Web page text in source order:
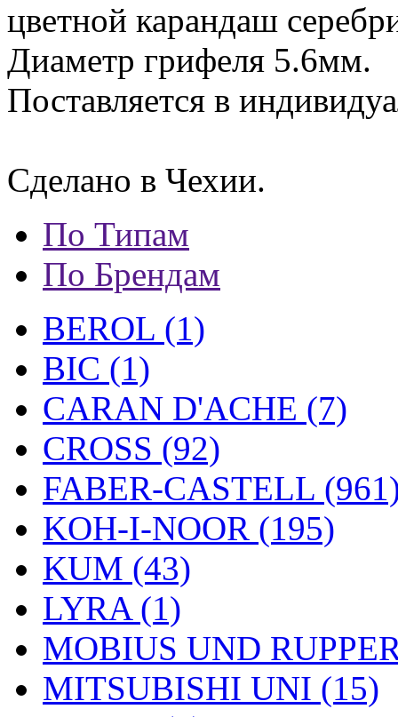
цветной карандаш
Диаметр грифеля 5.6мм.
Поставляется в
Сделано в Чехии.
По Типам
По Брендам
BEROL (1)
BIC (1)
CARAN D'ACHE (7)
CROSS (92)
FABER-CASTELL
KOH-I-NOOR (195)
KUM (43)
LYRA (1)
MOBIUS UND
MITSUBISHI UNI (15)